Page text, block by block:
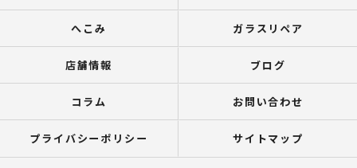
へこみ ガラスリペア
店舗情報 ブログ
コラム お問い合わせ
プライバシーポリシー サイトマップ